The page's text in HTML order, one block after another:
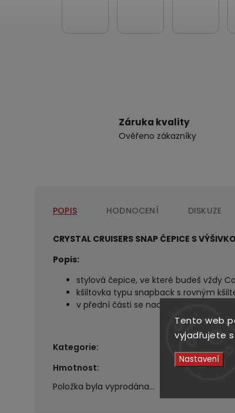
Tento web
vyjadřujete
Nastavení
Záruka kvality
Ověřeno zákazníky
POPIS HODNOCENÍ DISKUZE
CRYSTAL CRUISERS SNAP ČEPICE S
Popis:
stylová čepice, ve které budeš vždy
kšiltovka typu snapback s rovným
v přední části se nachází výšivka loga
Kategorie:
Hmotnost:
0.2 kg
Položka byla vyprodána…